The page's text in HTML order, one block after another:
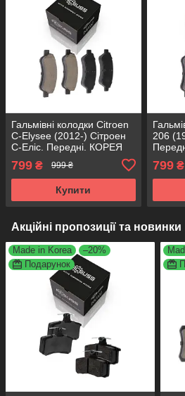
Гальмівні колодки Citroen
C-Elysee (2012-) Сітроен
С-Еліс. Передні. КОРЕЯ
FDB1399 , FDB4066W
799 ₴ 999 ₴
Купити
206
799₴
Акційні пропозиції та новинки
Made in Korea
–20%
Подарунок